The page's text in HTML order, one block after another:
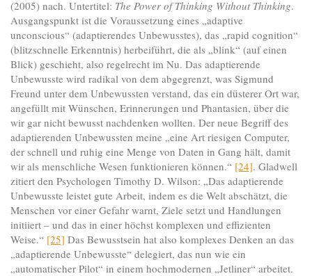
(2005) nach. Untertitel: The Power of Thinking Without Thinking.
Ausgangspunkt ist die Voraussetzung eines „adaptive
unconscious“ (adaptierendes Unbewusstes), das „rapid cognition“
(blitzschnelle Erkenntnis) herbeiführt, die als „blink“ (auf einen
Blick) geschieht, also regelrecht im Nu. Das adaptierende
Unbewusste wird radikal von dem abgegrenzt, was Sigmund
Freund unter dem Unbewussten verstand, das ein düsterer Ort war,
angefüllt mit Wünschen, Erinnerungen und Phantasien, über die
wir gar nicht bewusst nachdenken wollten. Der neue Begriff des
adaptierenden Unbewussten meine „eine Art riesigen Computer,
der schnell und ruhig eine Menge von Daten in Gang hält, damit
wir als menschliche Wesen funktionieren können.“ [24]. Gladwell
zitiert den Psychologen Timothy D. Wilson: „Das adaptierende
Unbewusste leistet gute Arbeit, indem es die Welt abschätzt, die
Menschen vor einer Gefahr warnt, Ziele setzt und Handlungen
initiiert – und das in einer höchst komplexen und effizienten
Weise.“ [25] Das Bewusstsein hat also komplexes Denken an das
„adaptierende Unbewusste“ delegiert, das nun wie ein
„automatischer Pilot“ in einem hochmodernen „Jetliner“ arbeitet.